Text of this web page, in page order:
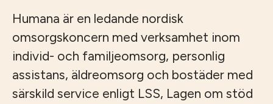
Humana är en ledande nordisk
omsorgskoncern med verksamhet inom
individ- och familjeomsorg, personlig
assistans, äldreomsorg och bostäder med
särskild service enligt LSS, Lagen om stöd